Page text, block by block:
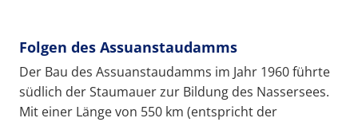
Folgen des Assuanstaudamms
Der Bau des Assuanstaudamms im Jahr 1960 führte
südlich der Staumauer zur Bildung des Nassersees.
Mit einer Länge von 550 km (entspricht der